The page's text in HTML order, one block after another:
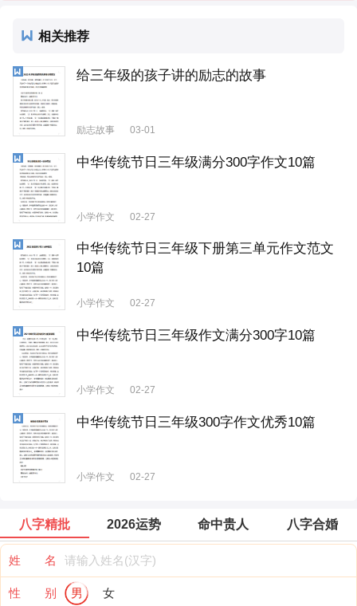
相关推荐
给三年级的孩子讲的励志的故事
励志故事 03-01
中华传统节日三年级满分300字作文10篇
小学作文 02-27
中华传统节日三年级下册第三单元作文范文
10篇
小学作文 02-27
中华传统节日三年级作文满分300字10篇
小学作文 02-27
中华传统节日三年级300字作文优秀10篇
小学作文 02-27
八字精批 2026运势 命中贵人 八字合婚
姓 名
性 别 男 女